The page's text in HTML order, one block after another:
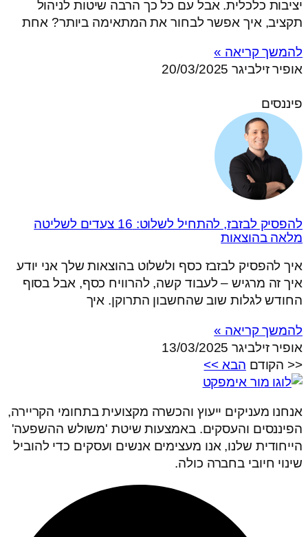
יציבות כלכלית. אבל עם כל כך הרבה שיטות לניהול
תקציב, איך אפשר לבחור את המתאימה ביותר? אחת
להמשך קריאה »
אופיר זילביגר 20/03/2025
פיננסים
להפסיק לבזבז, להתחיל לשלוט: 16 צעדים לשליטה
מלאה בהוצאות
איך להפסיק לבזבז כסף ולשלוט בהוצאות שלך אני יודע
איך זה מרגיש – לעבוד קשה, להרוויח כסף, אבל בסוף
החודש לגלות שוב שהחשבון התרוקן. איך
להמשך קריאה »
אופיר זילביגר 13/03/2025
<< הקודם הבא >>
אנחנו מעניקים ייעוץ והכשרה מקצועית בתחומי הקריירה,
הפיננסים והעסקים. באמצעות שיטת 'משולש ההשפעה'
הייחודית שלנו, אנו מעצימים אנשים ועסקים כדי להוביל
שינוי חיובי בחברה כולה.